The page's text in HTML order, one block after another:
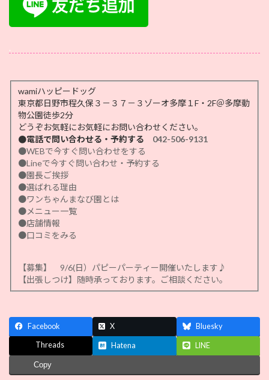
.
wamiハッピードッグ
東京都日野市程久保３－３７－３ゾーオ多摩１F・2F＠多摩動
物公園徒歩2分
どうぞお気軽にお気軽にお問い合わせください。
●電話で問い合わせる・予約する 042-506-9131
●WEBで今すぐ問い合わせをする
●Lineで今すぐ問い合わせ・予約する
●園長ご挨拶
●選ばれる理由
●ワンちゃんまなび園とは
●メニュー一覧
●店舗情報
●口コミをみる
【募集】 9/6(日）パピーパーティー開催いたします♪
【出張しつけ】随時承っております。ご相談ください。
Facebook X Bluesky
Threads Hatena LINE
Copy